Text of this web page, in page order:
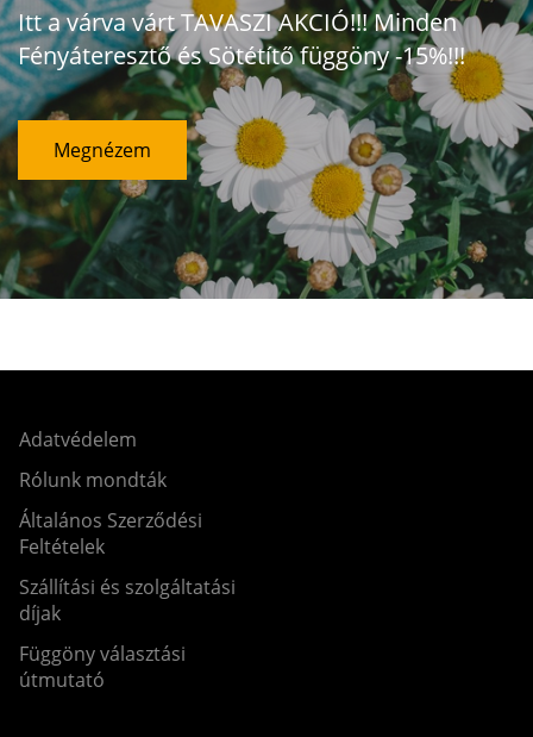
Itt a várva várt TAVASZI AKCIÓ!!! Minden
Fényáteresztő és Sötétítő függöny -15%!!!
Megnézem
Adatvédelem
Rólunk mondták
Általános Szerződési
Feltételek
Szállítási és szolgáltatási
díjak
Függöny választási
útmutató